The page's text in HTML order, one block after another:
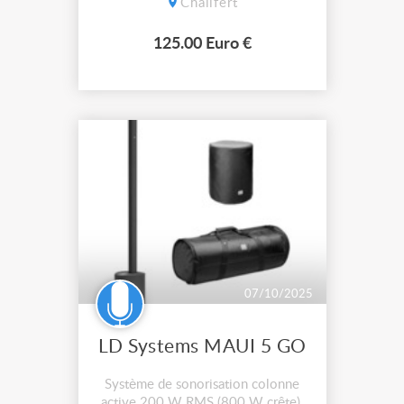
latence ultra-faible, tout en
Chalifert
125.00 Euro €
07/10/2025
LD Systems MAUI 5 GO
Système de sonorisation colonne